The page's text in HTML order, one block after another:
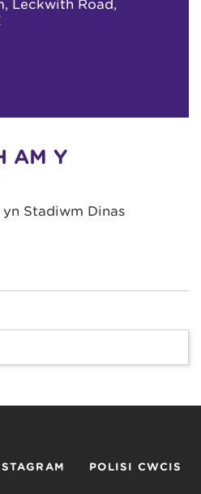
Leckwith Road,
AM Y
Stadiwm Dinas
POLISI CWCIS